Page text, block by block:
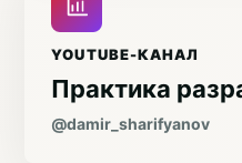
YOUTUBE-КАНАЛ
Практика
@damir_sharifyanov